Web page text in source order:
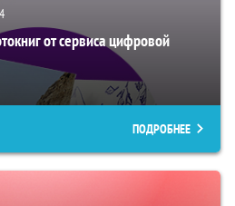
4
от сервиса цифровой
ПОДРОБНЕЕ